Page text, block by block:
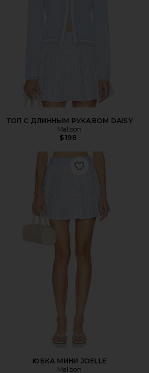
ТОП С ДЛИННЫМ РУКАВОМ DAISY
Malbon
$198
Favorite ЮБКА МИНИ
ЮБКА МИНИ JOELLE
Malbon